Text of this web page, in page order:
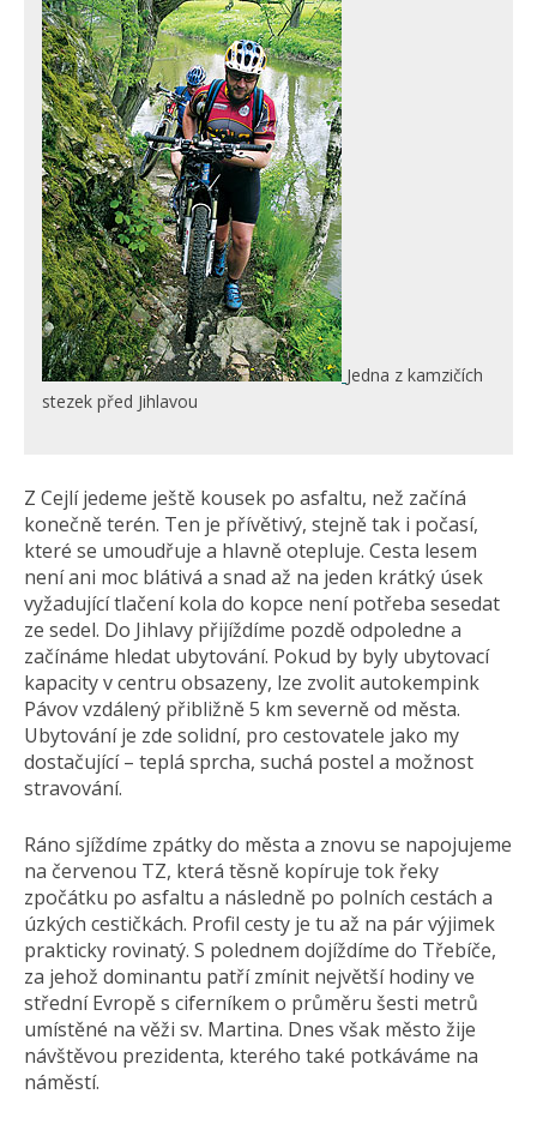
Jedna z kamzičích
stezek před Jihlavou
Z Cejlí jedeme ještě kousek po asfaltu, než začíná
konečně terén. Ten je přívětivý, stejně tak i počasí,
které se umoudřuje a hlavně otepluje. Cesta lesem
není ani moc blátivá a snad až na jeden krátký úsek
vyžadující tlačení kola do kopce není potřeba sesedat
ze sedel. Do Jihlavy přijíždíme pozdě odpoledne a
začínáme hledat ubytování. Pokud by byly ubytovací
kapacity v centru obsazeny, lze zvolit autokempink
Pávov vzdálený přibližně 5 km severně od města.
Ubytování je zde solidní, pro cestovatele jako my
dostačující – teplá sprcha, suchá postel a možnost
stravování.
Ráno sjíždíme zpátky do města a znovu se napojujeme
na červenou TZ, která těsně kopíruje tok řeky
zpočátku po asfaltu a následně po polních cestách a
úzkých cestičkách. Profil cesty je tu až na pár výjimek
prakticky rovinatý. S polednem dojíždíme do Třebíče,
za jehož dominantu patří zmínit největší hodiny ve
střední Evropě s ciferníkem o průměru šesti metrů
umístěné na věži sv. Martina. Dnes však město žije
návštěvou prezidenta, kterého také potkáváme na
náměstí.